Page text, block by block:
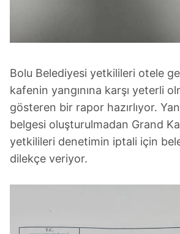
Bolu Belediyesi yetkilileri otele
kafenin yangınına karşı yeterli
gösteren bir rapor hazırlıyor.
belgesi oluşturulmadan Grand
yetkilileri denetimin iptali için
dilekçe veriyor.